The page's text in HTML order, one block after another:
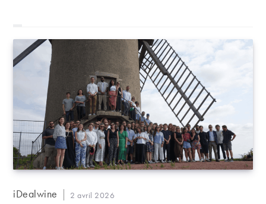
Auteur/autrice
iDealwine
Publication
2 avril 2026